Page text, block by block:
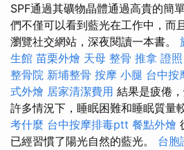
SPF通過其礦物晶體通過高貴的簡
們不僅可以看到藍光在工作中，而
瀏覽社交網站，深夜閱讀一本書。
生館 苗栗外燴 天母 整骨 推拿 證照
整骨院 新埔整骨 按摩 小腿 台中按
式外燴 居家清潔費用 結果是疲倦
許多情況下，睡眠困難和睡眠質量
考什麼 台中按摩排毒ptt 餐點外燴
已經習慣了陽光自然的藍光。 台胞